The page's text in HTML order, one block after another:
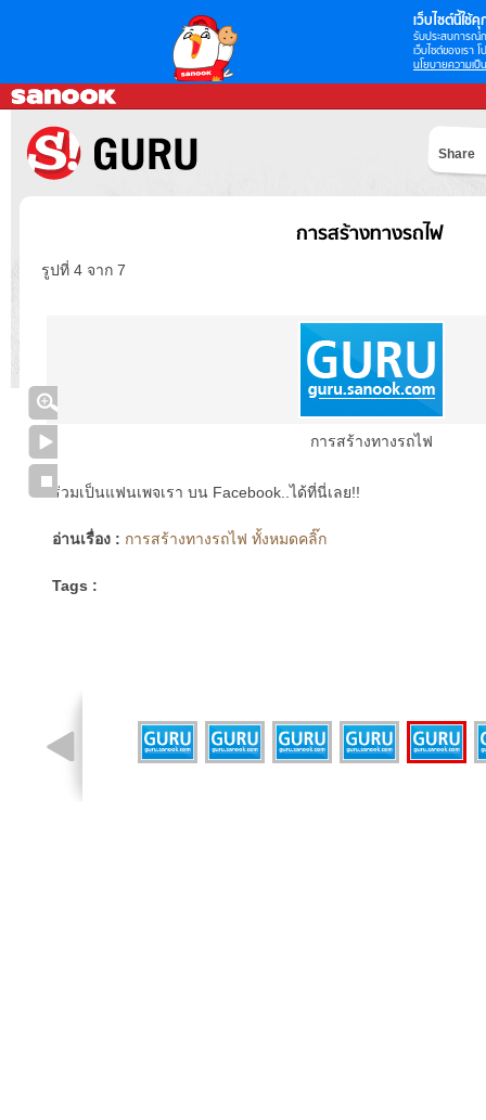
เว็บไซต์นี้ใช้คุ
รับประสบการณ์
เว็บไซต์ของเรา
นโยบายความเป็
Share
การสร้างทางรถไฟ
รูปที่ 4 จาก 7
การสร้างทางรถไฟ
ร่วมเป็นแฟนเพจเรา บน Facebook..ได้ที่นี่เลย!!
อ่านเรื่อง : การสร้างทางรถไฟ ทั้งหมดคลิ๊ก
Tags :